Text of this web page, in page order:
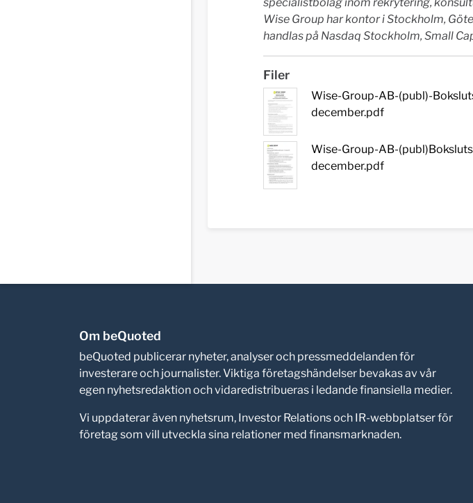
Wise Group har kontor i Stockholm,
handlas på Nasdaq Stockholm, Small
Filer
Wise-Group-AB-(publ)-
december.pdf
Wise-Group-AB-
december.pdf
Om beQuoted
beQuoted publicerar nyheter, analyser och pressmeddelanden för
investerare och journalister. Viktiga företagshändelser bevakas av vår
egen nyhetsredaktion och vidaredistribueras i ledande finansiella medier.
Vi uppdaterar även nyhetsrum, Investor Relations och IR-webbplatser för
företag som vill utveckla sina relationer med finansmarknaden.